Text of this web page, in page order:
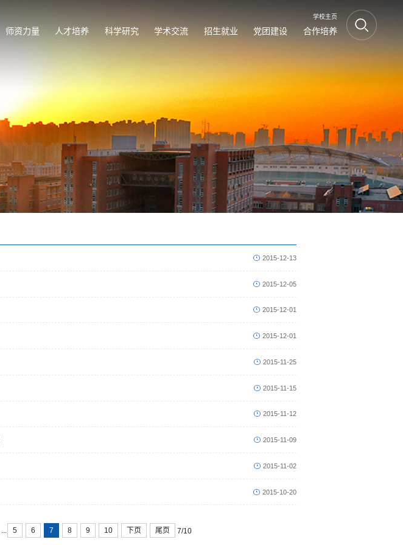
学校主页
师资力量 人才培养 科学研究 学术交流 招生就业 党团建设 合作培养
2015-12-13
2015-12-05
2015-12-01
2015-12-01
2015-11-25
2015-11-15
2015-11-12
2015-11-09
2015-11-02
2015-10-20
5 6 7 8 9 10 下页 尾页 7/10